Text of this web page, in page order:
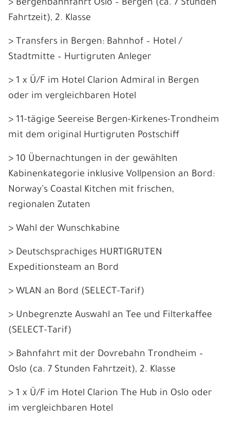
> Bergenbahnfahrt Oslo – Bergen (ca. 7 Stunden
Fahrtzeit), 2. Klasse
> Transfers in Bergen: Bahnhof – Hotel /
Stadtmitte – Hurtigruten Anleger
> 1 x Ü/F im Hotel Clarion Admiral in Bergen
oder im vergleichbaren Hotel
> 11-tägige Seereise Bergen-Kirkenes-Trondheim
mit dem original Hurtigruten Postschiff
> 10 Übernachtungen in der gewählten
Kabinenkategorie inklusive Vollpension an Bord:
Norway’s Coastal Kitchen mit frischen,
regionalen Zutaten
> Wahl der Wunschkabine
> Deutschsprachiges HURTIGRUTEN
Expeditionsteam an Bord
> WLAN an Bord (SELECT-Tarif)
> Unbegrenzte Auswahl an Tee und Filterkaffee
(SELECT-Tarif)
> Bahnfahrt mit der Dovrebahn Trondheim –
Oslo (ca. 7 Stunden Fahrtzeit), 2. Klasse
> 1 x Ü/F im Hotel Clarion The Hub in Oslo oder
im vergleichbaren Hotel